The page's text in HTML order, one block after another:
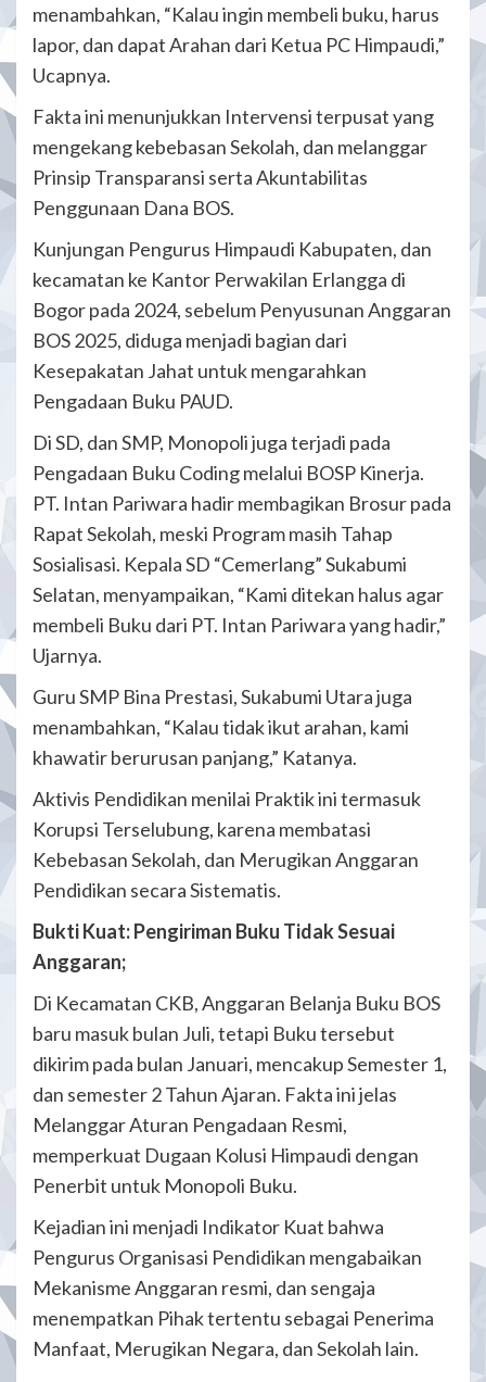
menambahkan, “Kalau ingin membeli buku, harus
lapor, dan dapat Arahan dari Ketua PC Himpaudi,”
Ucapnya.
Fakta ini menunjukkan Intervensi terpusat yang
mengekang kebebasan Sekolah, dan melanggar
Prinsip Transparansi serta Akuntabilitas
Penggunaan Dana BOS.
Kunjungan Pengurus Himpaudi Kabupaten, dan
kecamatan ke Kantor Perwakilan Erlangga di
Bogor pada 2024, sebelum Penyusunan Anggaran
BOS 2025, diduga menjadi bagian dari
Kesepakatan Jahat untuk mengarahkan
Pengadaan Buku PAUD.
Di SD, dan SMP, Monopoli juga terjadi pada
Pengadaan Buku Coding melalui BOSP Kinerja.
PT. Intan Pariwara hadir membagikan Brosur pada
Rapat Sekolah, meski Program masih Tahap
Sosialisasi. Kepala SD “Cemerlang” Sukabumi
Selatan, menyampaikan, “Kami ditekan halus agar
membeli Buku dari PT. Intan Pariwara yang hadir,”
Ujarnya.
Guru SMP Bina Prestasi, Sukabumi Utara juga
menambahkan, “Kalau tidak ikut arahan, kami
khawatir berurusan panjang,” Katanya.
Aktivis Pendidikan menilai Praktik ini termasuk
Korupsi Terselubung, karena membatasi
Kebebasan Sekolah, dan Merugikan Anggaran
Pendidikan secara Sistematis.
Bukti Kuat:Pengiriman Buku Tidak Sesuai
Anggaran;
Di Kecamatan CKB, Anggaran Belanja Buku BOS
baru masuk bulan Juli, tetapi Buku tersebut
dikirim pada bulan Januari, mencakup Semester 1,
dan semester 2 Tahun Ajaran. Fakta ini jelas
Melanggar Aturan Pengadaan Resmi,
memperkuat Dugaan Kolusi Himpaudi dengan
Penerbit untuk Monopoli Buku.
Kejadian ini menjadi Indikator Kuat bahwa
Pengurus Organisasi Pendidikan mengabaikan
Mekanisme Anggaran resmi, dan sengaja
menempatkan Pihak tertentu sebagai Penerima
Manfaat, Merugikan Negara, dan Sekolah lain.